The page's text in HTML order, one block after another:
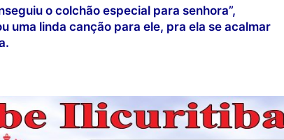
o colchão especial para senhora”,
uma linda canção para ele, pra ela se acalmar